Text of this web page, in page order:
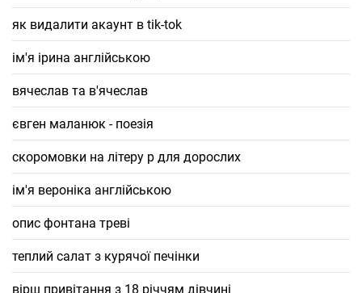
як видалити акаунт в tik-tok
ім'я ірина англійською
вячеслав та в'ячеслав
євген маланюк - поезія
скоромовки на літеру р для дорослих
ім'я вероніка англійською
опис фонтана треві
теплий салат з курячої печінки
вірш привітання з 18 річчям дівчині